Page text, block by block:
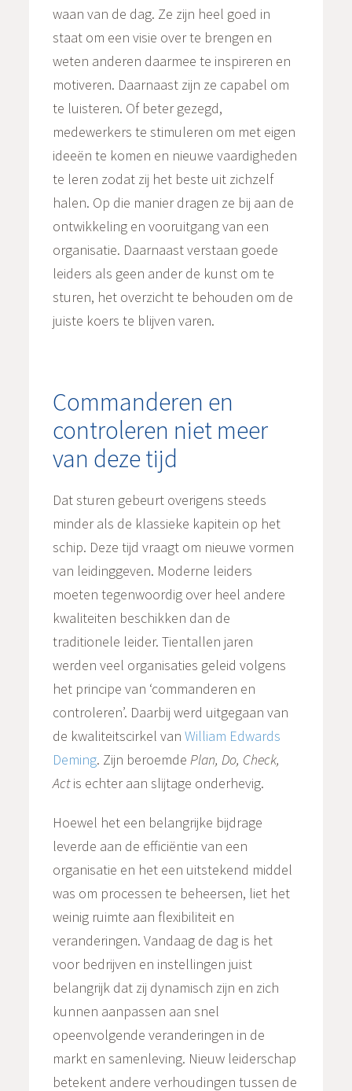
waan van de dag. Ze zijn heel goed in
staat om een visie over te brengen en
weten anderen daarmee te inspireren en
motiveren. Daarnaast zijn ze capabel om
te luisteren. Of beter gezegd,
medewerkers te stimuleren om met eigen
ideeën te komen en nieuwe vaardigheden
te leren zodat zij het beste uit zichzelf
halen. Op die manier dragen ze bij aan de
ontwikkeling en vooruitgang van een
organisatie. Daarnaast verstaan goede
leiders als geen ander de kunst om te
sturen, het overzicht te behouden om de
juiste koers te blijven varen.
Commanderen en
controleren niet meer
van deze tijd
Dat sturen gebeurt overigens steeds
minder als de klassieke kapitein op het
schip. Deze tijd vraagt om nieuwe vormen
van leidinggeven. Moderne leiders
moeten tegenwoordig over heel andere
kwaliteiten beschikken dan de
traditionele leider. Tientallen jaren
werden veel organisaties geleid volgens
het principe van ‘commanderen en
controleren’. Daarbij werd uitgegaan van
de kwaliteitscirkel vanWilliam Edwards
Deming. Zijn beroemdePlan, Do, Check,
Actis echter aan slijtage onderhevig.
Hoewel het een belangrijke bijdrage
leverde aan de efficiëntie van een
organisatie en het een uitstekend middel
was om processen te beheersen, liet het
weinig ruimte aan flexibiliteit en
veranderingen. Vandaag de dag is het
voor bedrijven en instellingen juist
belangrijk dat zij dynamisch zijn en zich
kunnen aanpassen aan snel
opeenvolgende veranderingen in de
markt en samenleving. Nieuw leiderschap
betekent andere verhoudingen tussen de